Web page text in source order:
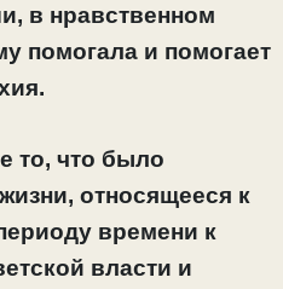
в нравственном
помогала и помогает
то, что было
относящееся к
времени к
власти и